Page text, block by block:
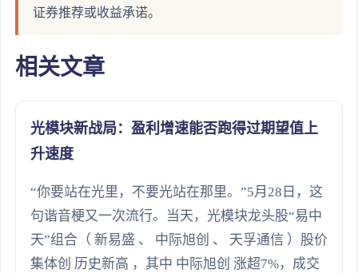
证券推荐或收益承诺。
相关文章
光模块新战局：盈利增速能否跑得过期望值上
升速度
“你要站在光里，不要光站在那里。”5月28日，这
句谐音梗又一次流行。当天，光模块龙头股“易中
天”组合（ 新易盛 、 中际旭创 、 天孚通信 ）股价
集体创 历史新高 ，其中 中际旭创 涨超7%，成交